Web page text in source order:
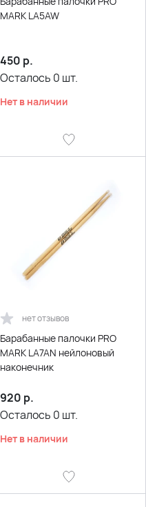
MARK LA5AW
450 р.
Осталось 0 шт.
Нет в наличии
нет отзывов
Барабанные палочки PRO
MARK LA7AN нейлоновый
наконечник
920 р.
Осталось 0 шт.
Нет в наличии